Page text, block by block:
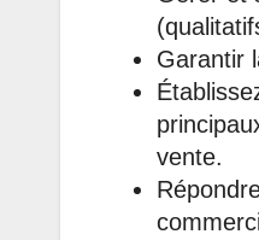
Garantir
vente.